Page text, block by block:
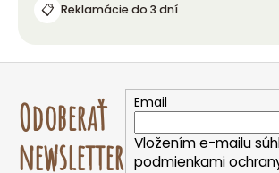
📋 Reklamácie do 3 dní
Odoberať
newsletter
Email
Vložením e-mailu
podmienkami